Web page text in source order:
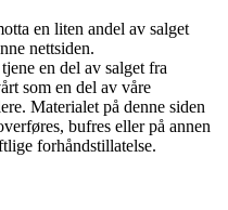
en liten andel av salget
nettsiden.
en del av salget fra
som en del av våre
Materialet på denne siden
bufres eller på annen
forhåndstillatelse.